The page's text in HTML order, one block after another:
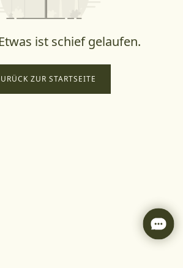
ist schief gelaufen.
ZUR STARTSEITE